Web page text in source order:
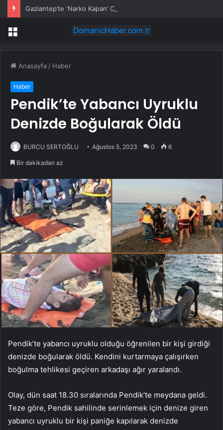
Menü
Anasayfa / Haber
Haber
Pendik’te Yabancı Uyruklu
Denizde Boğularak Öldü
BURCU SERTOĞLU Ağustos 5, 2023 0 6
Bir dakikadan az
Pendik’te yabancı uyruklu olduğu öğrenilen bir kişi girdiği
denizde boğularak öldü. Kendini kurtarmaya çalışırken
boğulma tehlikesi geçiren arkadaşı ağır yaralandı.
Olay, dün saat 18.30 sıralarında Pendik’te meydana geldi.
Teze göre, Pendik sahilinde serinlemek için denize giren
yabancı uyruklu bir kişi paniğe kapılarak denizde